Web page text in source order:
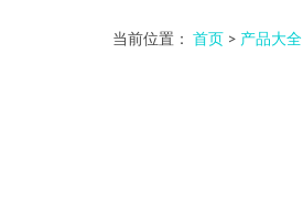
当前位置： 首页 > 产品大全